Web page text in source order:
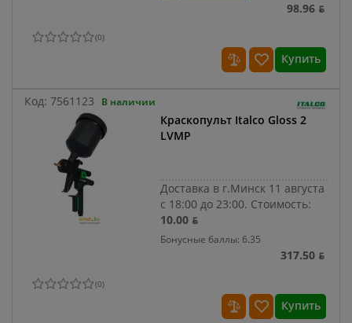
98.96 ƃ
(0)
Купить
Код: 7561123 В наличии
Краскопульт Italco Gloss 2
LVMP
Доставка в г.Минск 11 августа
с 18:00 до 23:00. Стоимость:
10.00 ƃ
Бонусные баллы: 6.35
317.50 ƃ
(0)
Купить